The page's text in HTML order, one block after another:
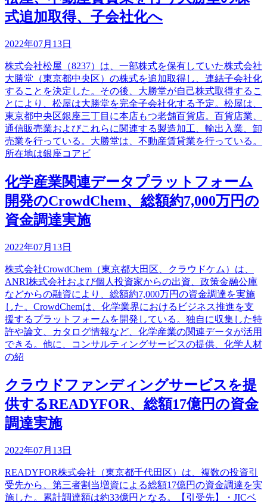
式追加取得、子会社化へ
2022年07月13日
株式会社松屋（8237）は、一部株式を保有していた株式会社
大勝堂（東京都中央区）の株式を追加取得し、連結子会社化
することを決定した。その後、大勝堂が自己株式取得するこ
とにより、松屋は大勝堂を完全子会社化する予定。松屋は、
東京都中央区銀座三丁目に本店もつ老舗百貨店。百貨店業、
通信販売業およびこれらに関連する製造加工、輸出入業、卸
売業を行っている。大勝堂は、不動産賃貸業を行っている。
所在地は銀座コアビ
化学産業関連データプラットフォーム
開発のCrowdChem、総額約7,000万円の
資金調達実施
2022年07月13日
株式会社CrowdChem（東京都大田区、クラウドケム）は、
ANRI株式会社および個人投資家からの出資、政策金融公庫
などからの融資により、総額約7,000万円の資金調達を実施
した。CrowdChemは、化学業界におけるビジネス推進を支
援するプラットフォームを開発している。独自に収集した特
許や論文、カタログ情報など、化学産業の関連データが活用
できる。他に、コンサルティングサービスの提供、化学人材
の紹
クラウドファンディングサービスを提
供するREADYFOR、総額17億円の資金
調達実施
2022年07月13日
READYFOR株式会社（東京都千代田区）は、複数の投資引
受先から、第三者割当増資による総額17億円の資金調達を実
施した。累計調達額は約33億円となる。【引受先】・JICベ